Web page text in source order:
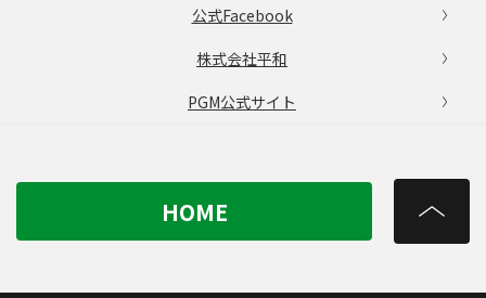
公式Facebook
株式会社平和
PGM公式サイト
HOME